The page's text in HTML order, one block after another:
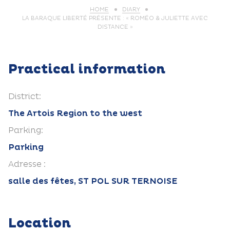
HOME
DIARY
LA BARAQUE LIBERTÉ PRÉSENTE : « ROMÉO & JULIETTE AVEC
DISTANCE »
Practical information
District:
The Artois Region to the west
Parking:
Parking
Adresse :
salle des fêtes, ST POL SUR TERNOISE
Location